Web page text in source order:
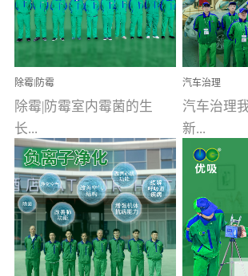
多彩的家居产品和生活情
调，但也带来了以甲醛为
首的室内...
毒的功效
99.99%。
液来说，
除霉|防霉
除霉|防霉室内霉菌的生
长...
受温度、湿度、基质养
分、通风四个条件影响，
温暖潮湿、营养物质多、
通风缓慢的空间最易滋生
汽车治理
汽车治理
新...
装修完会
车的甲醛
重。汽车
配件、皮